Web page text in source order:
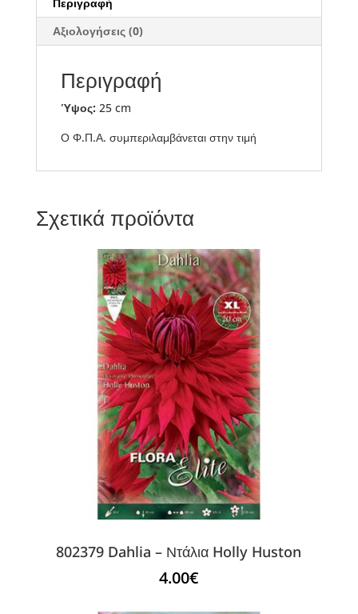
Αξιολογήσεις (0)
Περιγραφή
Ύψος: 25 cm
Ο Φ.Π.Α. συμπεριλαμβάνεται στην τιμή
Σχετικά προϊόντα
802379 Dahlia – Ντάλια Holly Huston
4.00€